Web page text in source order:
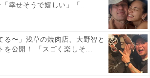
幸せそうで嬉しい」「...
る〜」浅草の焼肉店、大野智と
を公開！ 「スゴく楽しそ...